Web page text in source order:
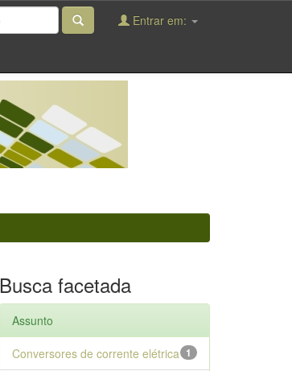
Entrar em:
Busca facetada
Assunto
1
Conversores de corrente elétrica